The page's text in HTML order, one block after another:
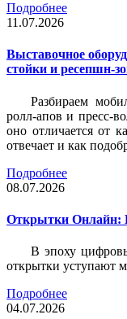
Подробнее
11.07.2026
Выставочное
стойки и ресепшн-
Разбираем
ролл-апов и пресс-
оно отличается от
отвечает и как
Подробнее
08.07.2026
Открытки Онлайн:
В эпоху
открытки уступают
Подробнее
04.07.2026